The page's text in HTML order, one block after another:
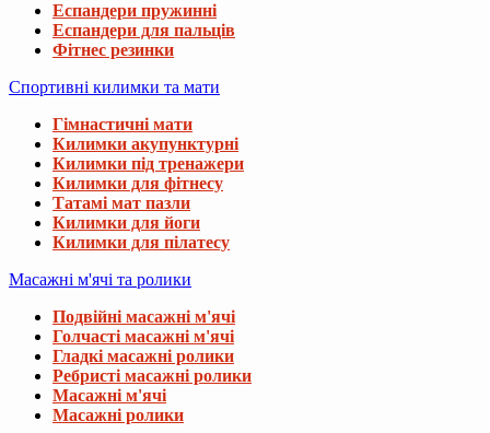
Еспандери пружинні
Еспандери для пальців
Фітнес резинки
Спортивні килимки та мати
Гімнастичні мати
Килимки акупунктурні
Килимки під тренажери
Килимки для фітнесу
Татамі мат пазли
Килимки для йоги
Килимки для пілатесу
Масажні м'ячі та ролики
Подвійні масажні м'ячі
Голчасті масажні м'ячі
Гладкі масажні ролики
Ребристі масажні ролики
Масажні м'ячі
Масажні ролики